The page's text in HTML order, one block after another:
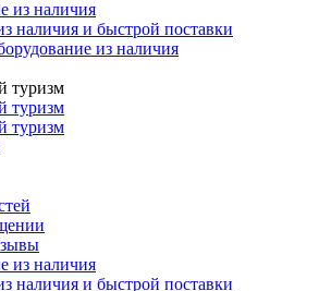
наличия и быстрой поставки
туризм
туризм
туризм
наличия и быстрой поставки